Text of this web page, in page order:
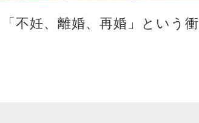
不妊、離婚、再婚」という衝